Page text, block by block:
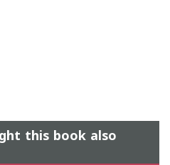
this book also